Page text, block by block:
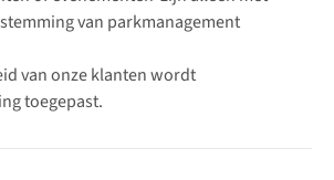
van parkmanagement
van onze klanten wordt
toegepast.